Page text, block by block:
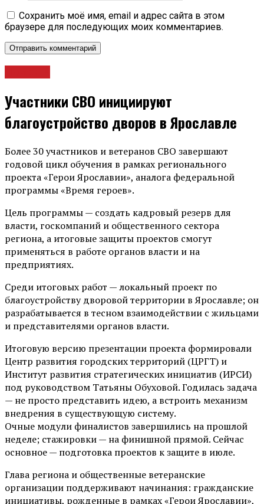
Сохранить моё имя, email и адрес сайта в этом
браузере для последующих моих комментариев.
Участники СВО инициируют
благоустройство дворов в Ярославле
Более 30 участников и ветеранов СВО завершают
годовой цикл обучения в рамках регионального
проекта «Герои Ярославии», аналога федеральной
программы «Время героев».
Цель программы — создать кадровый резерв для
власти, госкомпаний и общественного сектора
региона, а итоговые защиты проектов смогут
применяться в работе органов власти и на
предприятиях.
Среди итоговых работ — локальный проект по
благоустройству дворовой территории в Ярославле; он
разрабатывается в тесном взаимодействии с жильцами
и представителями органов власти.
Итоговую версию презентации проекта формировали
Центр развития городских территорий (ЦРГТ) и
Институт развития стратегических инициатив (ИРСИ)
под руководством Татьяны Обуховой. Годилась задача
— не просто представить идею, а встроить механизм
внедрения в существующую систему.
Очные модули финалистов завершились на прошлой
неделе; стажировки — на финишной прямой. Сейчас
основное — подготовка проектов к защите в июле.
Глава региона и общественные ветеранские
организации поддерживают начинания: гражданские
инициативы, рожденные в рамках «Герои Ярославии»,